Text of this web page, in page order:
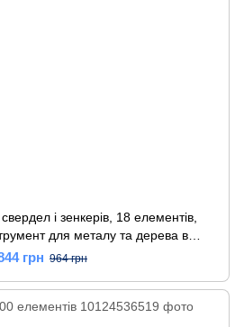
і зенкерів, 18 елементів,
для металу та дерева в
кейсі
грн 964 грн